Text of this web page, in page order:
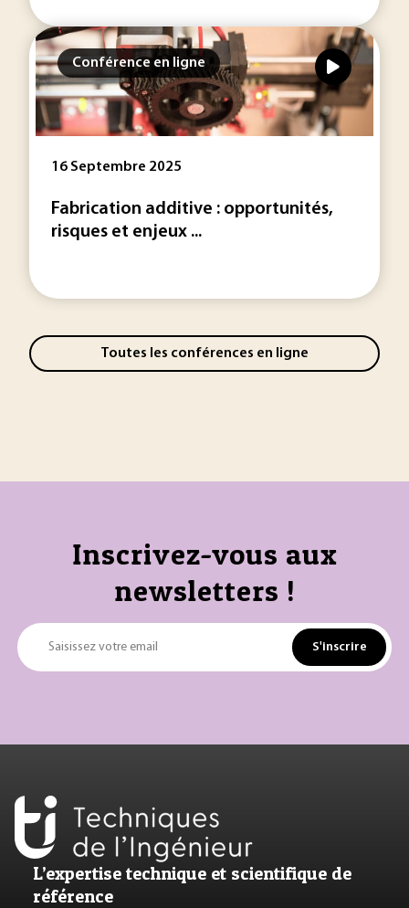
Conférence en ligne
16 Septembre 2025
Fabrication additive : opportunités,
risques et enjeux ...
Toutes les conférences en ligne
Inscrivez-vous aux
newsletters !
Saisissez votre email S'inscrire
L’expertise technique et scientifique de
référence